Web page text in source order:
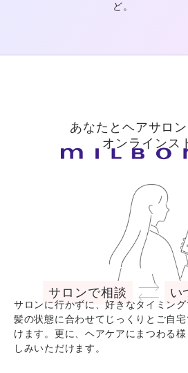
ど。
あなたとヘアサロ
オンラインス
サロンで相談 い
サロンに行かずに、好きなタイミング
髪の状態に合わせてじっくりとご自
けます。更に、ヘアケアにまつわる
しみいただけます。